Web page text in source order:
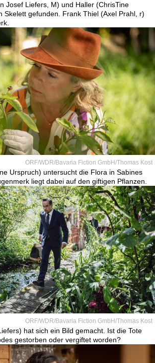
Josef Liefers, M) und Haller (ChrisTine
Skelett gefunden. Frank Thiel (Axel Prahl, r)
ORF/WDR/Bavaria Fiction GmbH/Thomas Kost
Urspruch) untersucht die Flora in Sabines
liegt dabei auf den giftigen Pflanzen.
ORF/WDR/Bavaria Fiction GmbH/Thomas Kost
hat sich ein Bild gemacht. Ist die Tote
gestorben oder vergiftet worden?